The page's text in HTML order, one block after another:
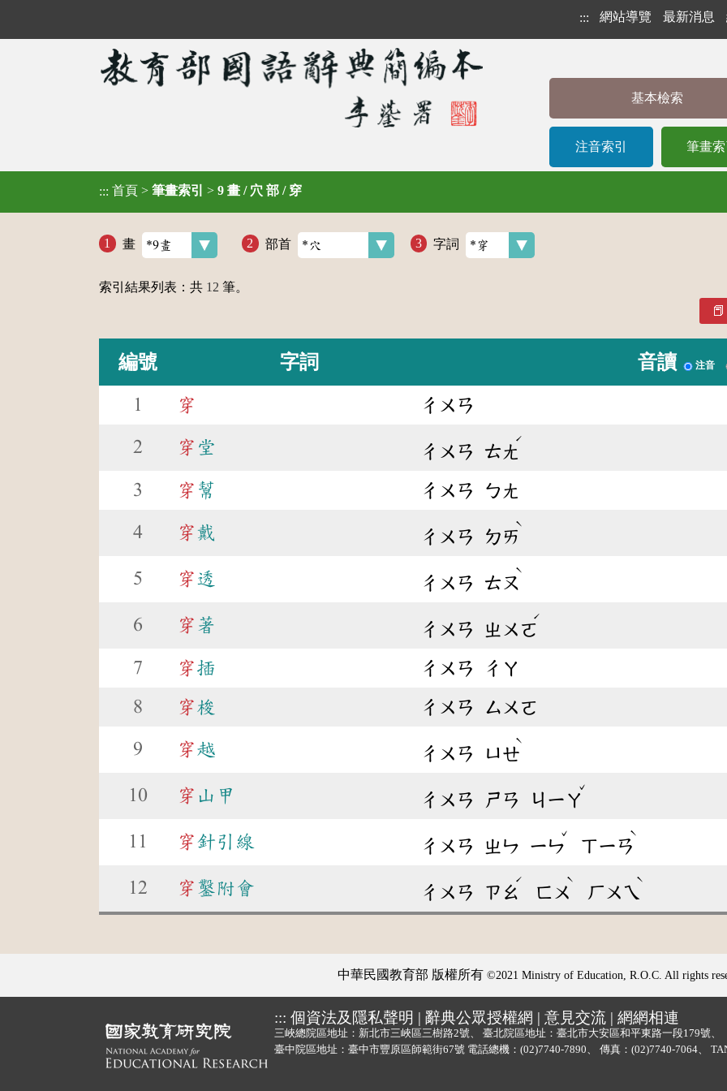
::: 網站導覽 最新消息
基本檢索
注音索引 筆畫
::: 首頁 > 筆畫索引 > 9 畫 / 穴 部 / 穿
畫 部首 字詞
索引結果列表：共 12 筆。
編號 字詞 音讀 注音
1 穿 ㄔㄨㄢ
2 穿 堂 ㄔㄨㄢ ㄊㄤ
ˊ
3 穿 幫 ㄔㄨㄢ ㄅㄤ
4 穿戴 ㄔㄨㄢ ㄉㄞ
ˋ
5 穿 透 ㄔㄨㄢ ㄊㄡ
ˋ
6 穿 著 ㄔㄨㄢ ㄓㄨㄛ
ˊ
7 穿插 ㄔㄨㄢ ㄔㄚ
8 穿梭 ㄔㄨㄢ ㄙㄨㄛ
9 穿越 ㄔㄨㄢ ㄩㄝ
ˋ
10 穿 山甲 ㄔㄨㄢ ㄕㄢ ㄐㄧㄚ
ˇ
11 穿針引線 ㄔㄨㄢ ㄓㄣ ㄧㄣ
ˇ
ㄒㄧㄢ
ˋ
12 穿 鑿附會 ㄔㄨㄢ ㄗㄠ
ˊ
ㄈㄨ
ˋ
ㄏㄨㄟ
ˋ
中華民國教育部 版權所有 ©2021 Ministry of Education, R.O.C. All rights
::: 個資法及隱私聲明 | 辭典公眾授權網 | 意見交流 | 網網相連
三峽總院區地址：新北市三峽區三樹路2號、
臺北院區地址：臺北市大安區和平東路一段179號、
臺中院區地址：臺中市豐原區師範街67號 電話總機： (02)7740-7890 傳真：(02)7740-7064、